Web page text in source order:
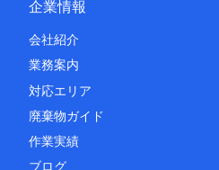
企業情報
会社紹介
業務案内
対応エリア
廃棄物ガイド
作業実績
ブログ